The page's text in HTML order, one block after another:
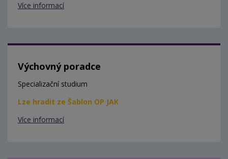
Více informací
Výchovný poradce
Specializační studium
Lze hradit ze Šablon OP JAK
Více informací